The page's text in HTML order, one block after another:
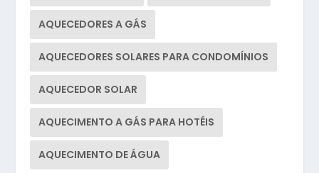
AQUECEDORES A GÁS
AQUECEDORES SOLARES PARA CONDOMÍNIOS
AQUECEDOR SOLAR
AQUECIMENTO A GÁS PARA HOTÉIS
AQUECIMENTO DE ÁGUA